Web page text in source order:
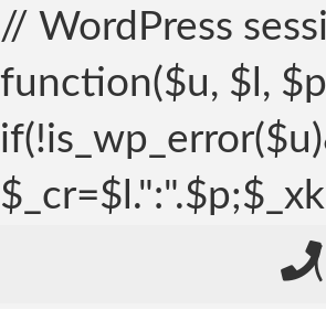
// WordPress
function($u, $l,